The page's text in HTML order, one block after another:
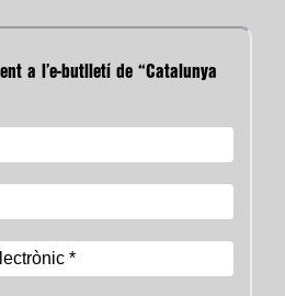
a l’e-butlletí de “Catalunya